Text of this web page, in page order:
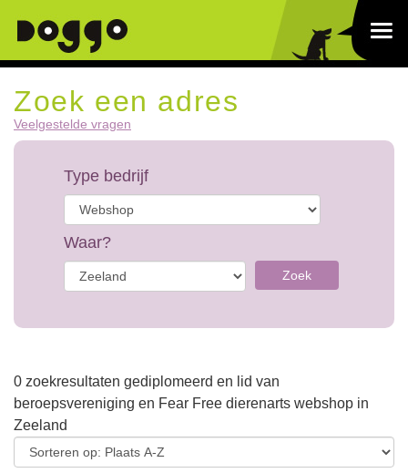
Zoek een adres
Veelgestelde vragen
Type bedrijf
Waar?
Zoek
0 zoekresultaten gediplomeerd en lid van
beroepsvereniging en Fear Free dierenarts webshop in
Zeeland